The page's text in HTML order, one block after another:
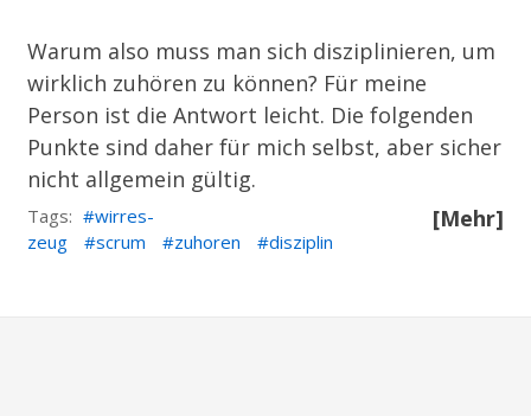
Warum also muss man sich disziplinieren, um
wirklich zuhören zu können? Für meine
Person ist die Antwort leicht. Die folgenden
Punkte sind daher für mich selbst, aber sicher
nicht allgemein gültig.
[Mehr]
Tags:
wirres-
zeug
scrum zuhoren disziplin